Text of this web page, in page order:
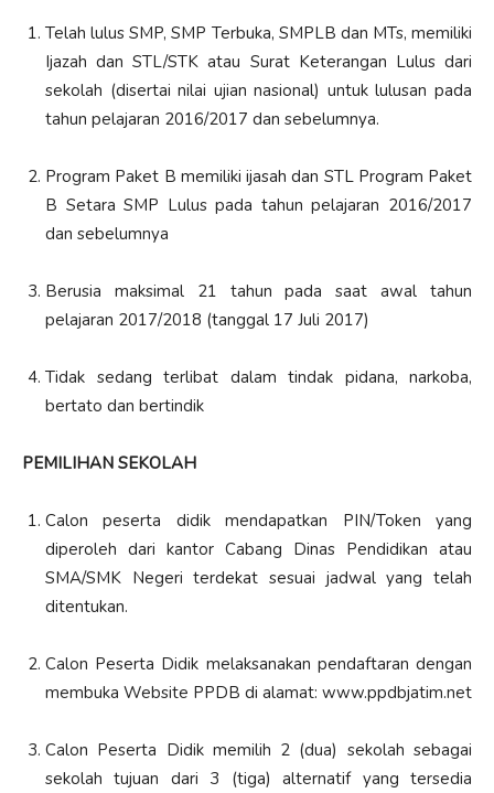
Telah lulus SMP, SMP Terbuka, SMPLB dan MTs, memiliki
Ijazah dan STL/STK atau Surat Keterangan Lulus dari
sekolah (disertai nilai ujian nasional) untuk lulusan pada
tahun pelajaran 2016/2017 dan sebelumnya.
Program Paket B memiliki ijasah dan STL Program Paket
B Setara SMP Lulus pada tahun pelajaran 2016/2017
dan sebelumnya
Berusia maksimal 21 tahun pada saat awal tahun
pelajaran 2017/2018 (tanggal 17 Juli 2017)
Tidak sedang terlibat dalam tindak pidana, narkoba,
bertato dan bertindik
PEMILIHAN SEKOLAH
Calon peserta didik mendapatkan PIN/Token yang
diperoleh dari kantor Cabang Dinas Pendidikan atau
SMA/SMK Negeri terdekat sesuai jadwal yang telah
ditentukan.
Calon Peserta Didik melaksanakan pendaftaran dengan
membuka Website PPDB di alamat: www.ppdbjatim.net
Calon Peserta Didik memilih 2 (dua) sekolah sebagai
sekolah tujuan dari 3 (tiga) alternatif yang tersedia